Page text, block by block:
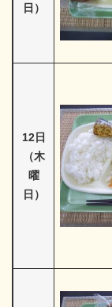
日）
12日
（木
曜
日）